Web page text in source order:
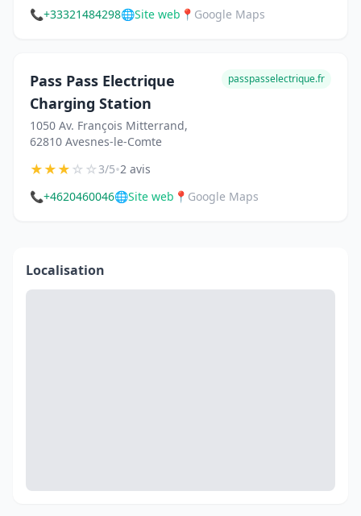
📞+33321484298🌐Site web 📍 Google Maps
Pass Pass Electrique
Charging Station
1050 Av. François Mitterrand,
62810 Avesnes-le-Comte
passpasselectrique.fr
★★★☆☆3/5•2 avis
📞+4620460046🌐Site web 📍 Google Maps
Localisation